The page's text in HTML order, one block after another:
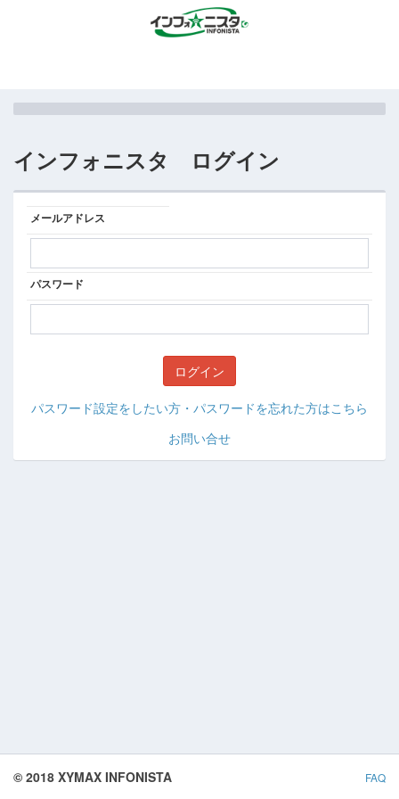
インフォニスタ ログイン
メールアドレス
パスワード
パスワード設定をしたい方・パスワードを忘れた方はこちら
お問い合せ
FAQ
© 2018 XYMAX INFONISTA